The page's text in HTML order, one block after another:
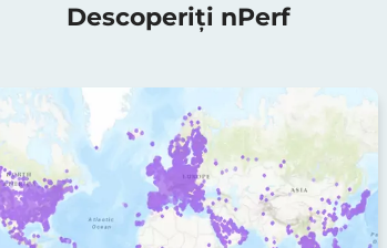
Descoperiți nPerf